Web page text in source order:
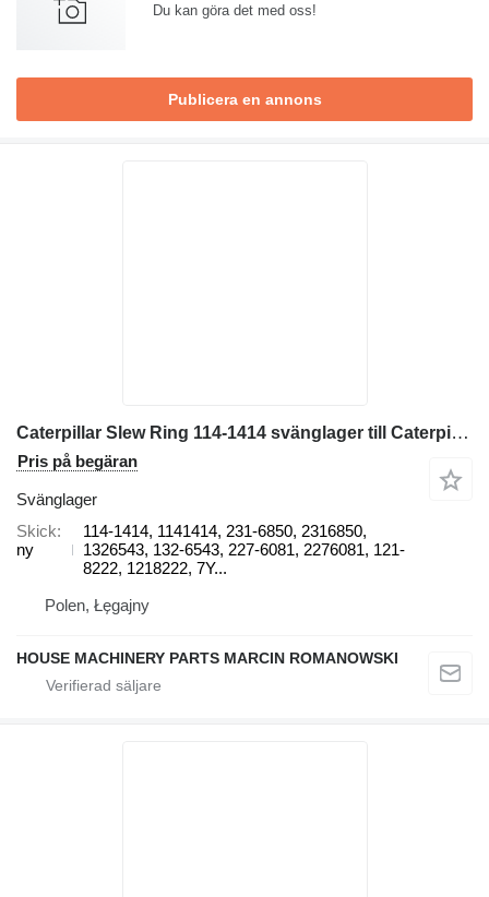
Du kan göra det med oss!
Publicera en annons
Caterpillar Slew Ring 114-1414 svänglager till Caterpillar 320, 320C, 320B, 320D, 320E, 320L grävmaskin
Pris på begäran
Svänglager
Skick
ny
114-1414, 1141414, 231-6850, 2316850,
1326543, 132-6543, 227-6081, 2276081, 121-
8222, 1218222, 7Y...
Polen, Łęgajny
HOUSE MACHINERY PARTS MARCIN ROMANOWSKI